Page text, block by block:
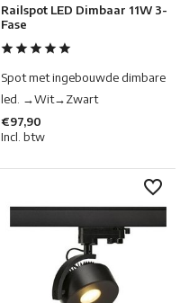
Railspot LED Dimbaar 11W 3-
Fase
Spot met ingebouwde dimbare
led. →Wit→Zwart
€97,90
Incl. btw